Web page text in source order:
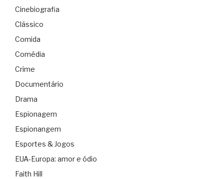
Cinebiografia
Clássico
Comida
Comédia
Crime
Documentário
Drama
Espionagem
Espionangem
Esportes & Jogos
EUA-Europa: amor e ódio
Faith Hill